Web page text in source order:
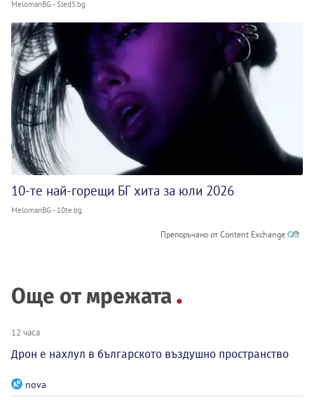
MelomanBG - Sled5.bg
10-те най-горещи БГ хита за юли 2026
MelomanBG - 10te.bg
Препоръчано от Content Exchange
Още от мрежата
12 часа
Дрон е нахлул в българското въздушно пространство
nova